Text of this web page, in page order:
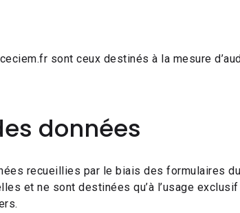
sont ceux destinés à la mesure
données
recueillies par le biais des formulaires
et ne sont destinées qu’à l’usage exclusif